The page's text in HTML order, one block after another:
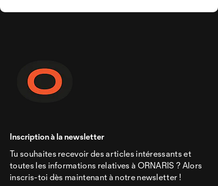
Inscription à la newsletter
Tu souhaites recevoir des articles intéressants et
toutes les informations relatives à ORNARIS ? Alors
inscris-toi dès maintenant à notre newsletter !